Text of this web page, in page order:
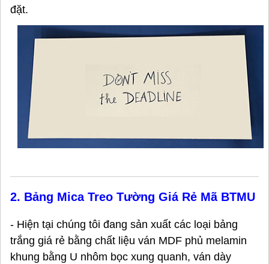
đặt.
2. Bảng Mica Treo Tường Giá Rẻ Mã BTMU
- Hiện tại chúng tôi đang sản xuất các loại bảng
trắng giá rẻ bằng chất liệu ván MDF phủ melamin
khung bằng U nhôm bọc xung quanh, ván dày